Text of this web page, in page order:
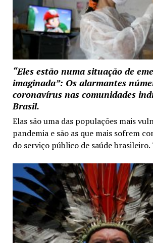
“Eles estão numa situação de
imaginada”: Os alarmantes
coronavírus nas comunidades
Brasil.
Elas são uma das populações mais
pandemia e são as que mais sofrem
do serviço público de saúde brasileiro.